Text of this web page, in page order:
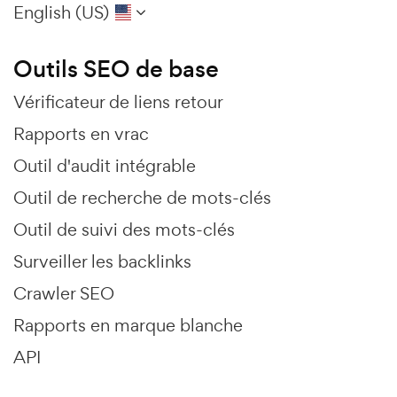
English (US)
Outils SEO de base
Vérificateur de liens retour
Rapports en vrac
Outil d'audit intégrable
Outil de recherche de mots-clés
Outil de suivi des mots-clés
Surveiller les backlinks
Crawler SEO
Rapports en marque blanche
API